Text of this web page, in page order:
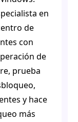
en
de
con
de
prueba
y hace
más